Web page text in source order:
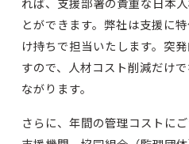
とができます。弊社は支援に
け持ちで担当いたします。突
すので、人材コスト削減だけ
ながります。
さらに、年間の管理コストに